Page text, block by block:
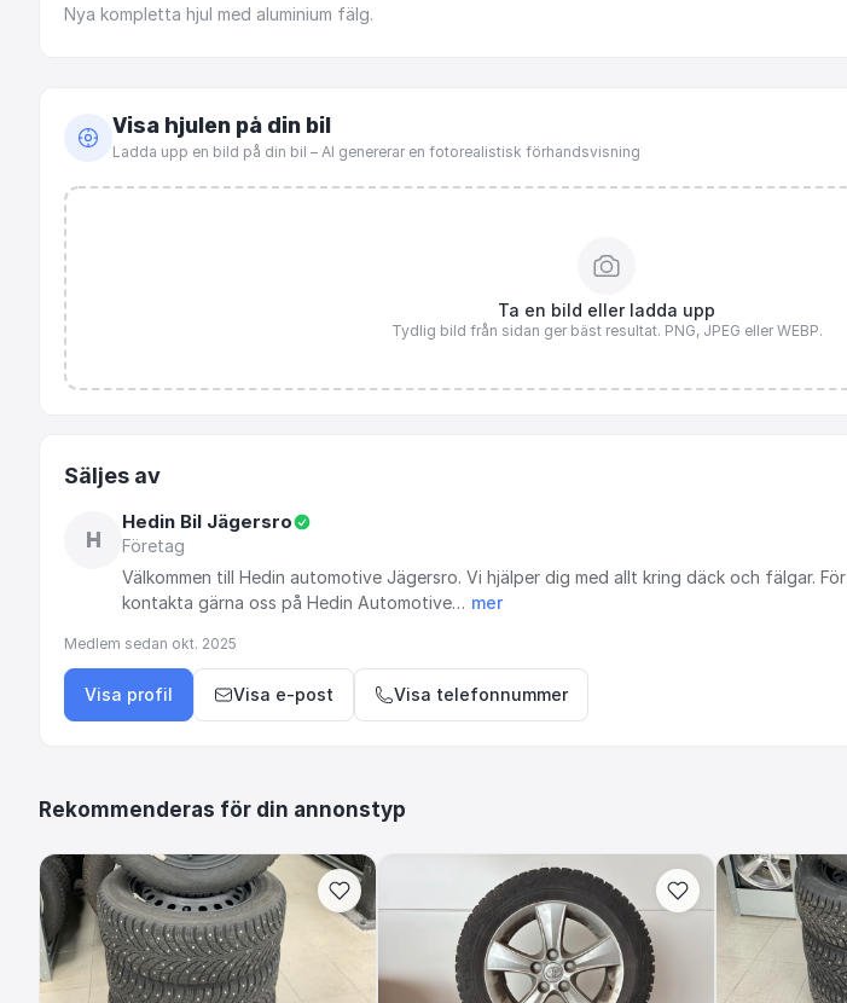
Nya kompletta hjul med aluminium fälg.
Visa hjulen på din bil
Ladda upp en bild på din bil – AI genererar en fotorealistisk förhandsvisning
Ta en bild eller ladda upp
Tydlig bild från sidan ger bäst resultat. PNG, JPEG eller WEBP.
Säljes av
H
Hedin Bil Jägersro
Företag
Välkommen till Hedin automotive Jägersro. Vi hjälper dig med allt kring däck och fälgar. För
kontakta gärna oss på Hedin Automotive… mer
Medlem sedan okt. 2025
Visa profil Visa e-post Visa telefonnummer
Rekommenderas för din annonstyp